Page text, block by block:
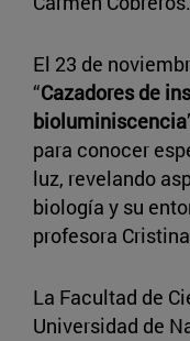
El 23 de
“Cazadores de
bioluminiscencia
para conocer
luz, revelando
biología y su
profesora
La Facultad de
Universidad de